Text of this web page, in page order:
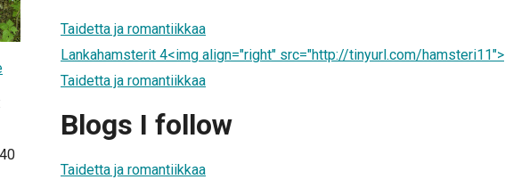
Taidetta ja romantiikkaa
Lankahamsterit 4<img align="right" src="http://tinyurl.com/hamsteri11">
Taidetta ja romantiikkaa
Blogs I follow
Taidetta ja romantiikkaa